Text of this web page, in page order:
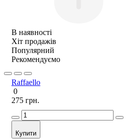
В наявності
Хіт продажів
Популярний
Рекомендуємо
Raffaello
0
275 грн.
Купити